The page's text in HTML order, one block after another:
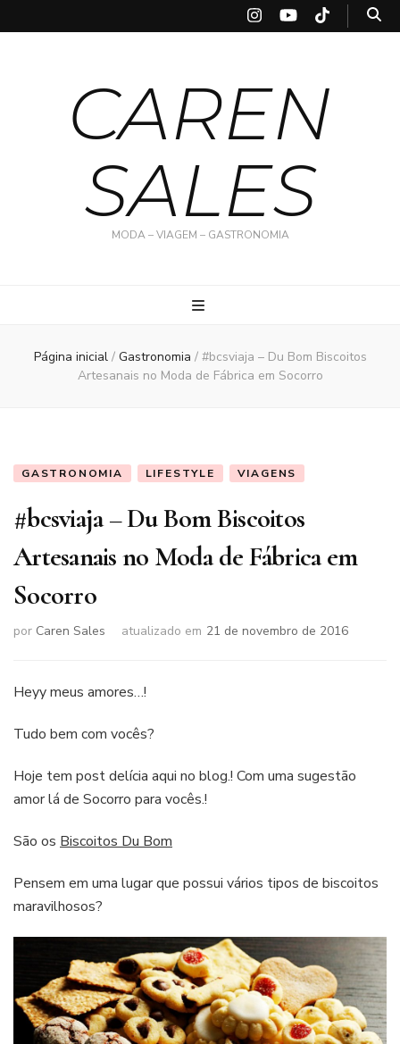
CAREN
SALES
MODA – VIAGEM – GASTRONOMIA
Página inicial / Gastronomia / #bcsviaja – Du Bom Biscoitos
Artesanais no Moda de Fábrica em Socorro
GASTRONOMIA LIFESTYLE VIAGENS
#bcsviaja – Du Bom Biscoitos
Artesanais no Moda de Fábrica em
Socorro
por Caren Sales atualizado em 21 de novembro de 2016
Heyy meus amores…!
Tudo bem com vocês?
Hoje tem post delícia aqui no blog.! Com uma sugestão
amor lá de Socorro para vocês.!
São os Biscoitos Du Bom
Pensem em uma lugar que possui vários tipos de biscoitos
maravilhosos?